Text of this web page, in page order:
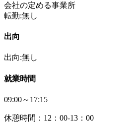
会社の定める事業所
転勤:無し
出向
出向:無し
就業時間
09:00～17:15
休憩時間：12：00-13：00